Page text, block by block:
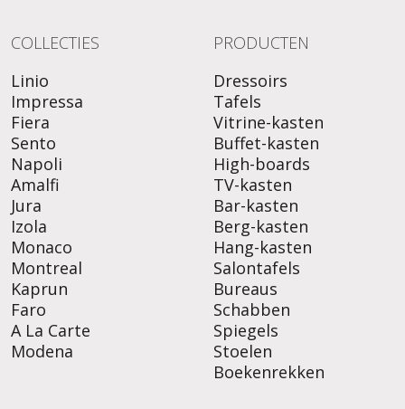
COLLECTIES
Linio
Impressa
Fiera
Sento
Napoli
Amalfi
Jura
Izola
Monaco
Montreal
Kaprun
Faro
A La Carte
Modena
PRODUCTEN
Dressoirs
Tafels
Vitrine-kasten
Buffet-kasten
High-boards
TV-kasten
Bar-kasten
Berg-kasten
Hang-kasten
Salontafels
Bureaus
Schabben
Spiegels
Stoelen
Boekenrekken